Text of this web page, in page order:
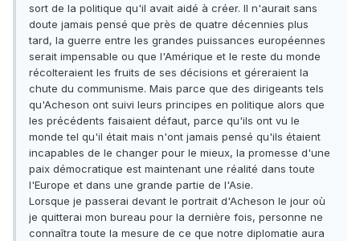
sort de la politique qu'il avait aidé à créer. Il n'aurait sans
doute jamais pensé que près de quatre décennies plus
tard, la guerre entre les grandes puissances européennes
serait impensable ou que l'Amérique et le reste du monde
récolteraient les fruits de ses décisions et géreraient la
chute du communisme. Mais parce que des dirigeants tels
qu'Acheson ont suivi leurs principes en politique alors que
les précédents faisaient défaut, parce qu'ils ont vu le
monde tel qu'il était mais n'ont jamais pensé qu'ils étaient
incapables de le changer pour le mieux, la promesse d'une
paix démocratique est maintenant une réalité dans toute
l'Europe et dans une grande partie de l'Asie.
Lorsque je passerai devant le portrait d'Acheson le jour où
je quitterai mon bureau pour la dernière fois, personne ne
connaîtra toute la mesure de ce que notre diplomatie aura